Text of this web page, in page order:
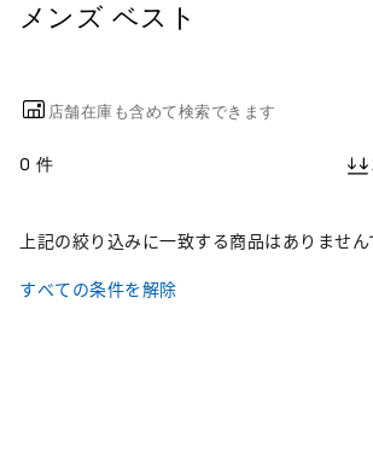
メンズ ベスト
店舗在庫も含めて検索できます
0 件
上記の絞り込みに一致する商品はありません
すべての条件を解除